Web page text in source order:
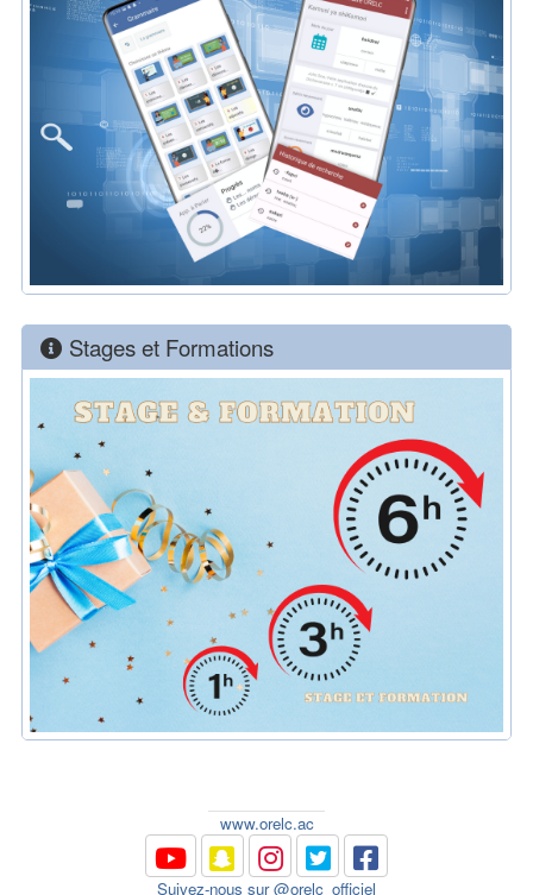
Stages et Formations
www.orelc.ac
Suivez-nous sur @orelc_officiel